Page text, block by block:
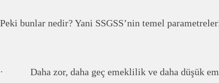
Peki bunlar nedir? Yani SSGSS’nin temel
· Daha zor, daha geç emeklilik ve daha düşük